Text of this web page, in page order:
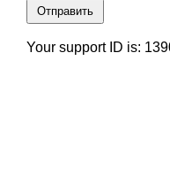
Отправить
Your support ID is: